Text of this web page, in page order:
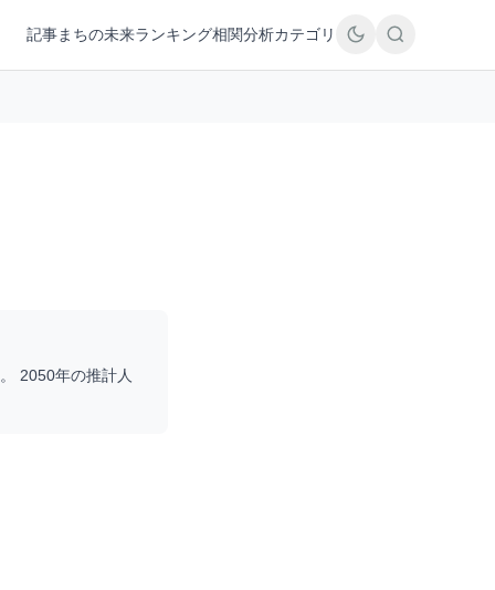
記事まちの未来ランキング相関分析カテゴリ
2050年の推計人